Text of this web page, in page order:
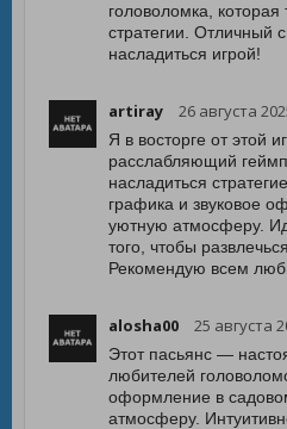
головоломка, которая
стратегии. Отличный
насладиться игрой!
artiray 26 августа
Я в восторге от этой
расслабляющий
насладиться
графика и звуковое
уютную атмосферу.
того, чтобы
Рекомендую всем
alosha00 25 августа
Этот пасьянс —
любителей
оформление в
атмосферу.